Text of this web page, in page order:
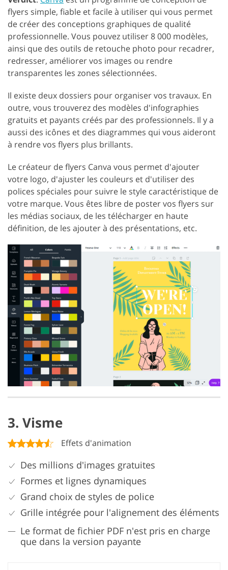
flyers simple, fiable et facile à utiliser qui vous permet
de créer des conceptions graphiques de qualité
professionnelle. Vous pouvez utiliser 8 000 modèles,
ainsi que des outils de retouche photo pour recadrer,
redresser, améliorer vos images ou rendre
transparentes les zones sélectionnées.
Il existe deux dossiers pour organiser vos travaux. En
outre, vous trouverez des modèles d'infographies
gratuits et payants créés par des professionnels. Il y a
aussi des icônes et des diagrammes qui vous aideront
à rendre vos flyers plus brillants.
Le créateur de flyers Canva vous permet d'ajouter
votre logo, d'ajuster les couleurs et d'utiliser des
polices spéciales pour suivre le style caractéristique de
votre marque. Vous êtes libre de poster vos flyers sur
les médias sociaux, de les télécharger en haute
définition, de les ajouter à des présentations, etc.
3. Visme
Effets d'animation
Des millions d'images gratuites
Formes et lignes dynamiques
Grand choix de styles de police
Grille intégrée pour l'alignement des éléments
Le format de fichier PDF n'est pris en charge
que dans la version payante